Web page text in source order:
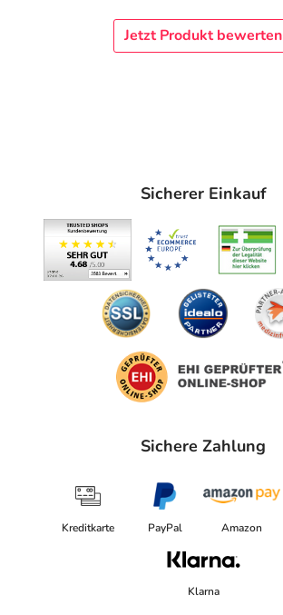
Jetzt Produkt bewerten
Sicherer Einkauf
Sichere Zahlung
Kreditkarte PayPal Amazon
Klarna